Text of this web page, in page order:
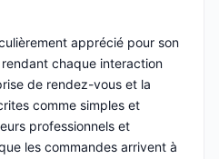
apprécié pour son
chaque interaction
de rendez-vous et la
comme simples et
professionnels et
les commandes arrivent à